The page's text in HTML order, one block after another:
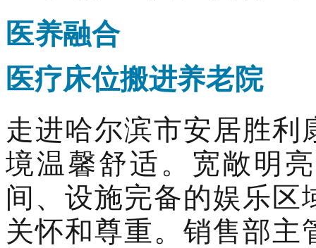
医养融合
医疗床位搬进养老院
走进哈尔滨市安居胜利
境温馨舒适。宽敞明
间、设施完备的娱乐区
关怀和尊重。销售部主